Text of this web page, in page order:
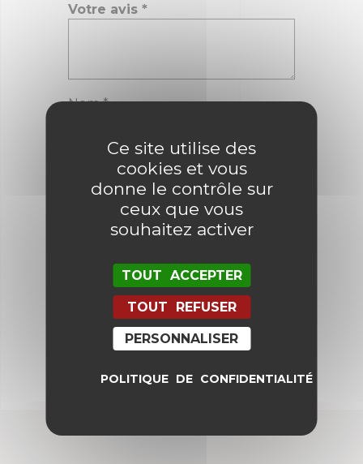
Votre avis *
Nom*
pour mon prochain commentaire.
Ce site utilise des
cookies et vous
donne le contrôle sur
ceux que vous
souhaitez activer
TOUT ACCEPTER
TOUT REFUSER
PERSONNALISER
POLITIQUE DE CONFIDENTIALITÉ